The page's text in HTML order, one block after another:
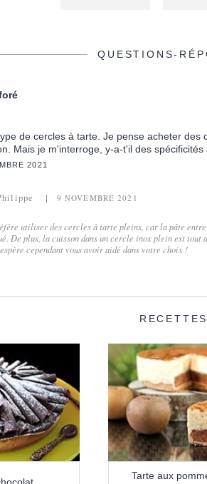
QUESTIONS-
de cercles à tarte. Je pense acheter
Mais je m'interroge, y-a-t'il des
2021
9 NOVEMBRE 2021
utiliser des cercles à tarte pleins, car la pâte
De plus, la cuisson dans un cercle inox plein est
cependant vous avoir aidé dans votre choix !
RECETTES
Tarte aux